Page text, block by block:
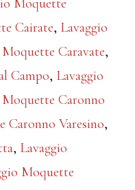
Moquette
Cairate, Lavaggio
Caravate,
Campo, Lavaggio
Moquette Caronno
Caronno Varesino,
, Lavaggio
Moquette